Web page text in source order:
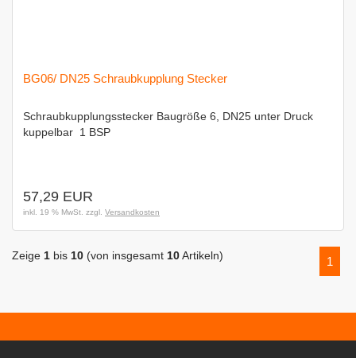
BG06/ DN25 Schraubkupplung Stecker
Schraubkupplungsstecker Baugröße 6, DN25 unter Druck
kuppelbar  1 BSP
57,29 EUR
inkl. 19 % MwSt. zzgl. Versandkosten
Zeige 1 bis 10 (von insgesamt 10Artikeln) 1